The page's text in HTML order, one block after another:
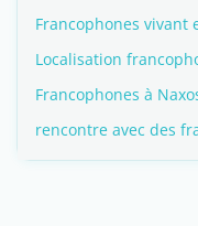
Francophones vivant
Localisation
Francophones à
rencontre avec des